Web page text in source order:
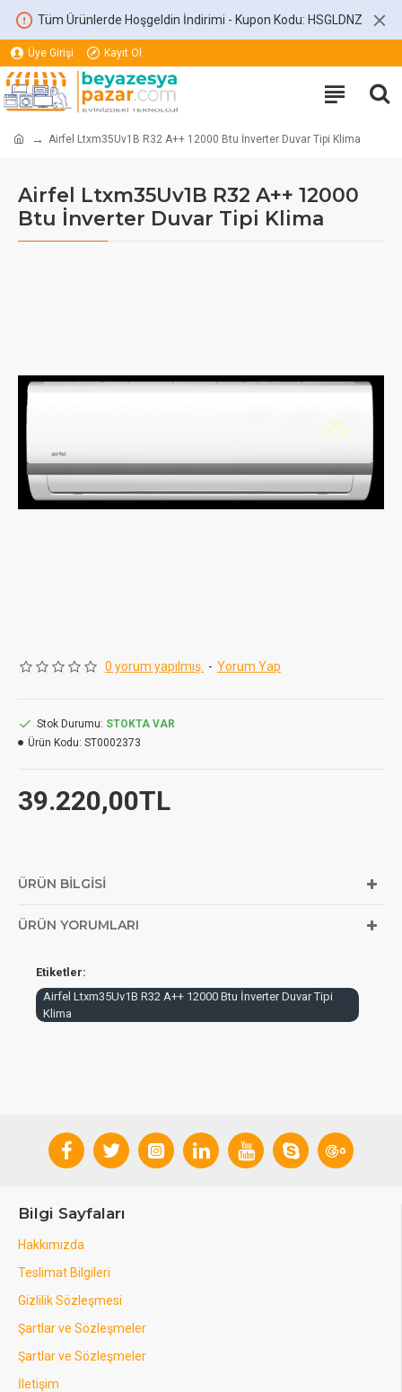
Tüm Ürünlerde Hoşgeldin İndirimi - Kupon Kodu: HSGLDNZ
Üye Girişi Kayıt Ol
Airfel Ltxm35Uv1B R32 A++ 12000 Btu İnverter Duvar Tipi Klima
Airfel Ltxm35Uv1B R32 A++ 12000
Btu İnverter Duvar Tipi Klima
0 yorum yapılmış. - Yorum Yap
39.220,00TL
Stok Durumu: STOKTA VAR
Ürün Kodu: ST0002373
ÜRÜN BILGISI
ÜRÜN YORUMLARI
Etiketler:
Airfel Ltxm35Uv1B R32 A++ 12000 Btu İnverter Duvar Tipi
Klima
Bilgi Sayfaları
Hakkımızda
Teslimat Bilgileri
Gizlilik Sözleşmesi
Şartlar ve Sözleşmeler
Şartlar ve Sözleşmeler
İletişim